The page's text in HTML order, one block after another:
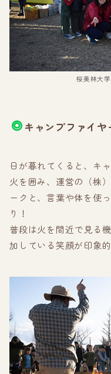
桜美林大
キャンプファイヤ
日が暮れてくると、キ
火を囲み、運営の（株
ークと、言葉や体を使
り！
普段は火を間近で見る
加している笑顔が印象的